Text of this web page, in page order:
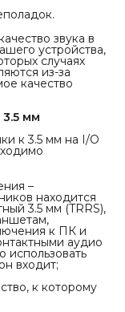
звука в
устройства,
случаях
из-за
качество
мм
к 3.5 мм на I/O
–
находится
3.5 мм (TRRS),
к ПК и
аудио
использовать
входит;
к которому